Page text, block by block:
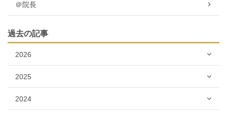
＠院長
過去の記事
2026
2025
2024